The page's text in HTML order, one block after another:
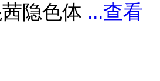
隐色体 ...查看